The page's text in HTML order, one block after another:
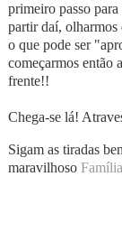
primeiro passo
partir daí, olharmos
o que pode ser
começarmos então
frente!!
Chega-se lá!
Sigam as tiradas
maravilhoso